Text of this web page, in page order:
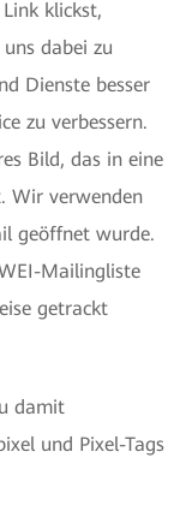
klickst,
dabei zu
Dienste besser
zu verbessern.
Bild, das in eine
Wir verwenden
geöffnet wurde.
Mailingliste
getrackt
damit
und Pixel-Tags